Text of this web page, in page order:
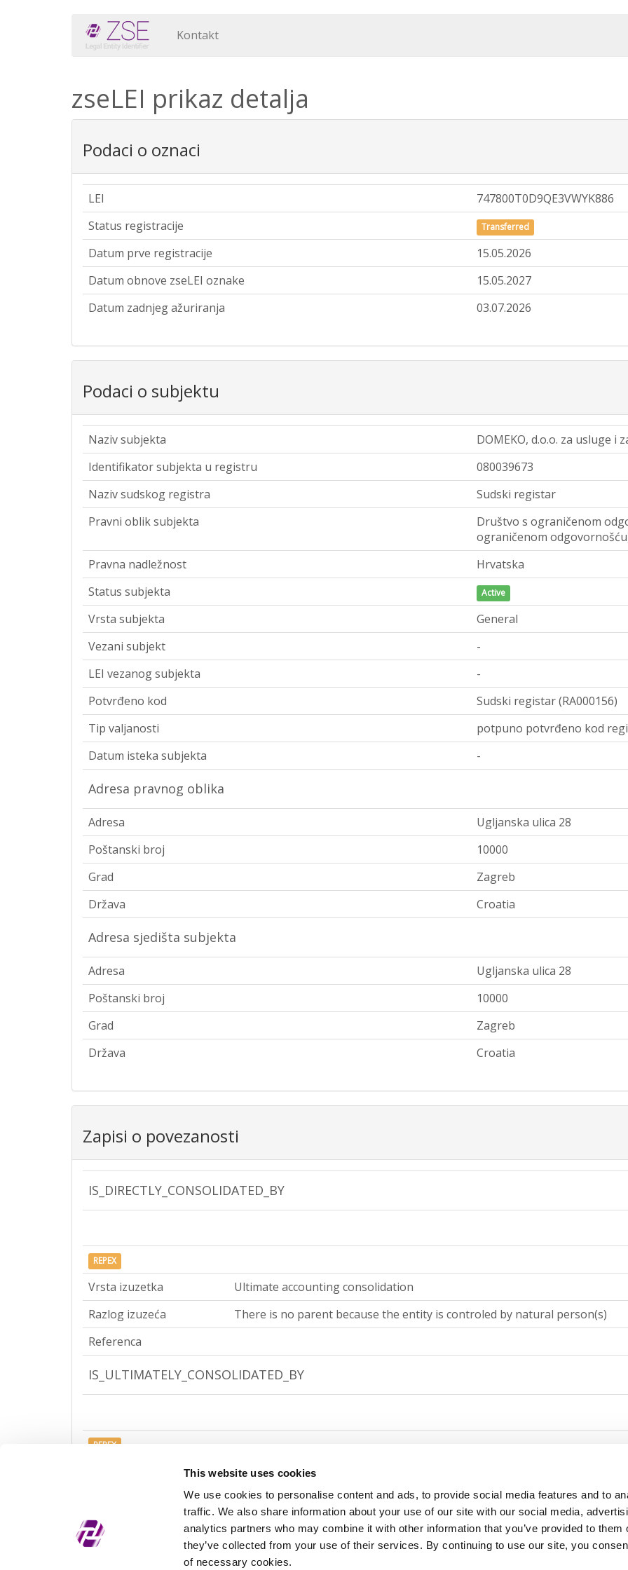
This website uses cookies
We use cookies to personalise content and ads, to provide social media features and to
traffic. We also share information about your use of our site with our social media,
analytics partners who may combine it with other information that you’ve provided to them
they’ve collected from your use of their services. By continuing to use our site, you
of necessary cookies.
Kontakt
zseLEI prikaz detalja
Podaci o oznaci
LEI
747800T0D9QE3VWYK886
Status registracije
Transferred
Datum prve registracije
15.05.2026
Datum obnove zseLEI oznake
15.05.2027
Datum zadnjeg ažuriranja
03.07.2026
Podaci o subjektu
Naziv subjekta
DOMEKO, d.o.o. za usluge i
Identifikator subjekta u registru
080039673
Naziv sudskog registra
Sudski registar
Pravni oblik subjekta
Društvo s ograničenom
ograničenom
Pravna nadležnost
Hrvatska
Status subjekta
Active
Vrsta subjekta
General
Vezani subjekt
-
LEI vezanog subjekta
-
Potvrđeno kod
Sudski registar (RA000156)
Tip valjanosti
potpuno potvrđeno kod
Datum isteka subjekta
-
Adresa pravnog oblika
Adresa
Ugljanska ulica 28
Poštanski broj
10000
Grad
Zagreb
Država
Croatia
Adresa sjedišta subjekta
Adresa
Ugljanska ulica 28
Poštanski broj
10000
Grad
Zagreb
Država
Croatia
Zapisi o povezanosti
IS_DIRECTLY_CONSOLIDATED_BY
REPEX
Vrsta izuzetka
Ultimate accounting consolidation
Razlog izuzeća
There is no parent because the entity is controled by natural person(s)
Referenca
IS_ULTIMATELY_CONSOLIDATED_BY
REPEX
Ultimate accounting consolidation
There is no parent because the entity is controled by natural person(s)
Referenca